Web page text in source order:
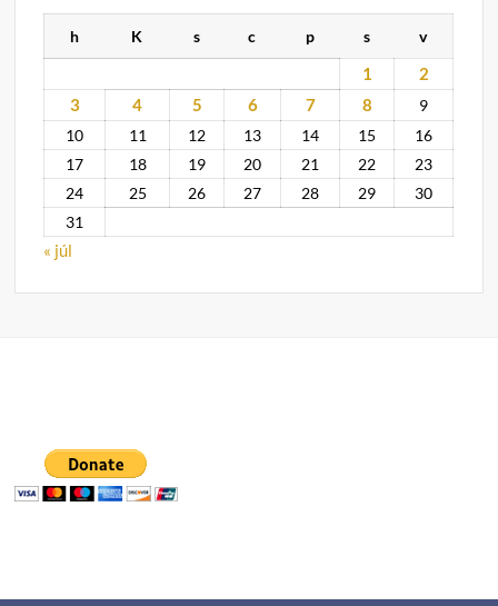
h K s c p s v
1
2
3
4 5 6 7 8
9
10
11 12 13 14 15
16
17
18 19 20 21 22
23
24
25 26 27 28 29
30
31
« júl